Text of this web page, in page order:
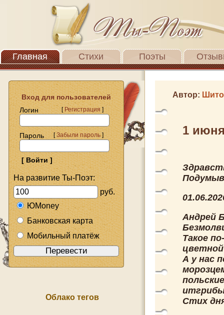
Главная Стихи Поэты
Вход для пользователей
Логин
[Регистрация]
Пароль [Забыли пароль]
На развитие Ты-Поэт:
руб.
ЮMoney
Банковская карта
Мобильный платёж
Облако тегов
Автор:
1
Андрей
Такое
цветной
А у нас
Стих